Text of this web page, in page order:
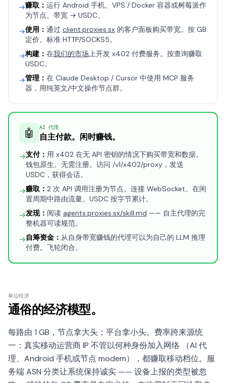
→赚取： 运行 Android 手机、VPS / Docker 容器或树莓派作
为节点。带宽 → USDC。
→使用： 通过 client.proxies.sx 的客户面板购买带宽。按 GB
定价。标准 HTTP/SOCKS5。
→构建： 在我们的市场上开发 x402 付费服务。按查询赚取
USDC。
→管理： 在 Claude Desktop / Cursor 中使用 MCP 服务
器，用纯英文/中文操作节点群。
🤖 AI 代理
自主付款。闲时赚钱。
→支付： 用 x402 在无 API 密钥的情况下购买带宽和数据。
钱包原生。无需注册。访问 /v1/x402/proxy，发送
USDC，获得会话。
→赚取： 2 次 API 调用注册为节点。连接 WebSocket。在闲
置周期中路由流量。USDC 按字节累计。
→发现： 阅读 agents.proxies.sx/skill.md —— 自主代理的完
整机器可读规范。
→自筹资金： 从自身带宽赚钱的代理可以为自己的 LLM 推理
付费。飞轮闭合。
单位经济
通俗的经济模型。
每路由 1 GB，节点拿大头；平台拿小头。费率跨来源统
一：真实移动运营商 IP 不管以何种身份加入网络 （AI 代
理、Android 手机或节点 modem），都赚取移动档位。服
务端 ASN 分类让系统保持诚实 —— 设备上报的类型被忽